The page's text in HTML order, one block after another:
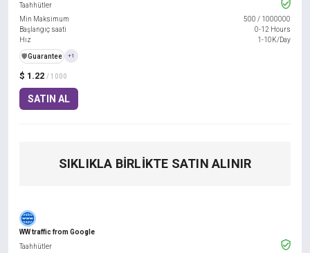
$ 1.22 / 1000
SATIN AL
Taahhütler
Min Maksimum
500 / 1000000
Başlangıç saati
0-12 Hours
Hız
1-10K/Day
️🛡️Guarantee +1
SIKLIKLA BIRLIKTE SATIN ALINIR
WW traffic from Google
Taahhütler